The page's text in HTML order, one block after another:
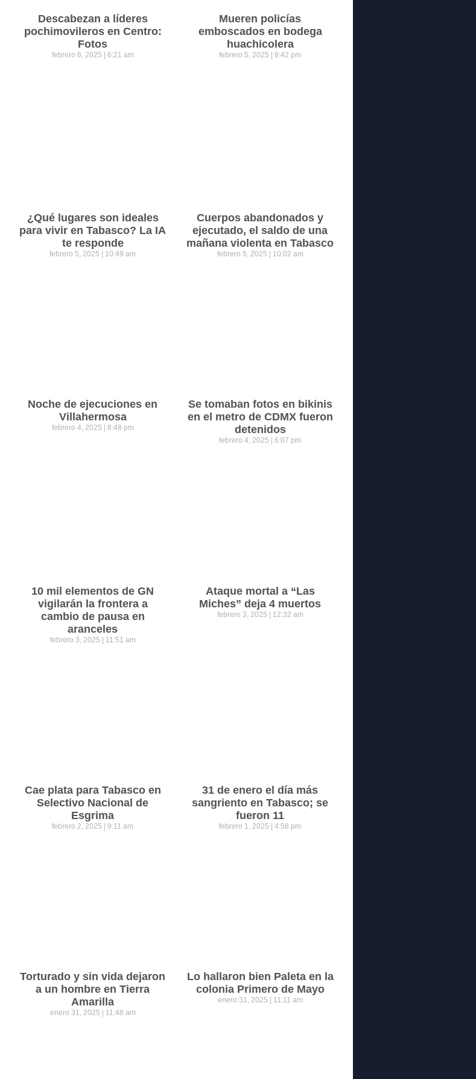
Descabezan a líderes
pochimovileros en Centro:
Fotos
febrero 6, 2025 6:21 am
Mueren policías
emboscados en bodega
huachicolera
febrero 5, 2025 8:42 pm
¿Qué lugares son ideales
para vivir en Tabasco? La IA
te responde
febrero 5, 2025 10:49 am
Cuerpos abandonados y
ejecutado, el saldo de una
mañana violenta en Tabasco
febrero 5, 2025 10:02 am
Noche de ejecuciones en
Villahermosa
febrero 4, 2025 8:48 pm
Se tomaban fotos en bikinis
en el metro de CDMX fueron
detenidos
febrero 4, 2025 6:07 pm
10 mil elementos de GN
vigilarán la frontera a
cambio de pausa en
aranceles
febrero 3, 2025 11:51 am
Ataque mortal a “Las
Miches” deja 4 muertos
febrero 3, 2025 12:32 am
Cae plata para Tabasco en
Selectivo Nacional de
Esgrima
febrero 2, 2025 9:11 am
31 de enero el día más
sangriento en Tabasco; se
fueron 11
febrero 1, 2025 4:58 pm
Torturado y sin vida dejaron
a un hombre en Tierra
Amarilla
enero 31, 2025 11:48 am
Lo hallaron bien Paleta en la
colonia Primero de Mayo
enero 31, 2025 11:11 am